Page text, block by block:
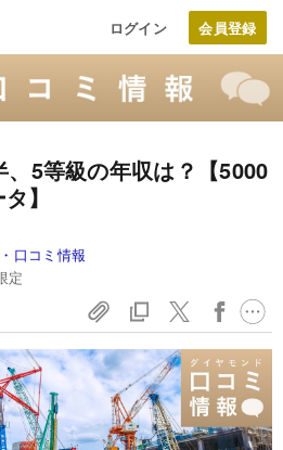
ログイン
5等級の年収は？【5000
】
口コミ情報
定